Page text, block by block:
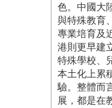
色。中國大
與特殊教育
專業培育及
港則更早建
特殊學校、
本土化上累
驗。整體而
展，都是在